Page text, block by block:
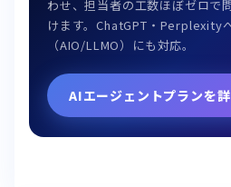
わせ、担当者の工数ほぼゼロで
けます。ChatGPT・Perplexity
（AIO/LLMO）にも対応。
AIエージェントプランを